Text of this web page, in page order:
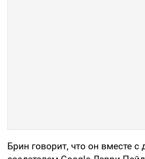
Брин говорит, что он вместе с